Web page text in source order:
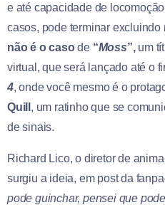
e até capacidade de
casos, pode terminar
não é o casode “Moss”,um
virtual, que será lançado até o
4, onde você mesmo é o
Quill , um ratinho que se
de sinais.
Richard Lico, o diretor de
surgiu a ideia, em post da
pode guinchar, pensei que